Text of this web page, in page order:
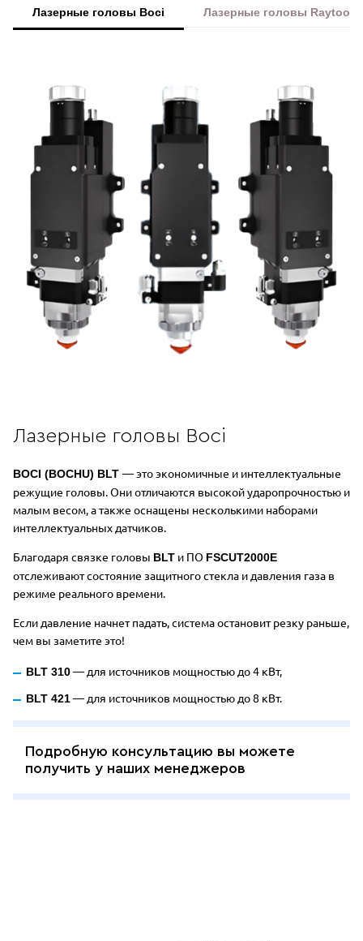
Лазерные головы Boci Лазерные головы Raytools
Лазерные головы Boci
BOCI (BOCHU) BLT — это экономичные и интеллектуальные
режущие головы. Они отличаются высокой ударопрочностью и
малым весом, а также оснащены несколькими наборами
интеллектуальных датчиков.
Благодаря связке головы BLT и ПО FSCUT2000E
отслеживают состояние защитного стекла и давления газа в
режиме реального времени.
Если давление начнет падать, система остановит резку раньше,
чем вы заметите это!
BLT 310— для источников мощностью до 4 кВт,
BLT 421— для источников мощностью до 8 кВт.
Подробную консультацию вы можете
получить у наших менеджеров